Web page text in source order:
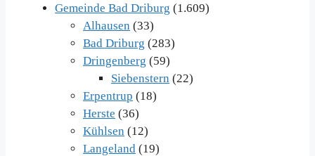
Gemeinde Bad Driburg (1.609)
Alhausen (33)
Bad Driburg (283)
Dringenberg (59)
Siebenstern (22)
Erpentrup (18)
Herste (36)
Kühlsen (12)
Langeland (19)